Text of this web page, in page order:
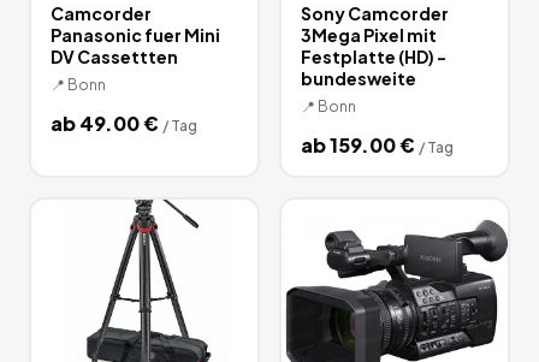
Camcorder
Panasonic fuer Mini
DV Cassettten
📍 Bonn
ab49.00€ / Tag
Sony Camcorder
3Mega Pixel mit
Festplatte (HD) -
bundesweite
📍 Bonn
ab159.00€ / Tag